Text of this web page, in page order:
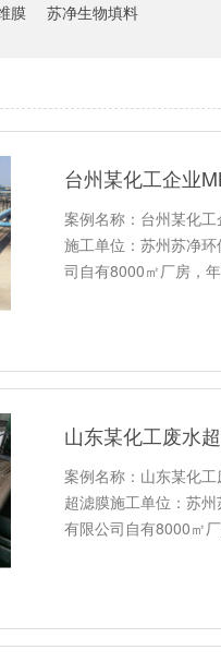
膜 苏净生物填料
台州某化工企业
案例名称：台州某化
施工单位：苏州苏净
司自有8000㎡厂房，
山东某化工废水
案例名称：山东某化
超滤膜施工单位：苏
有限公司自有8000㎡